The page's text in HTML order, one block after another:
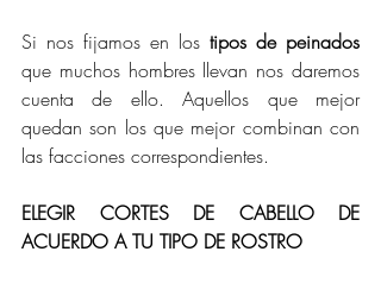
Si nos fijamos en los tipos de peinados
que muchos hombres llevan nos daremos
cuenta de ello. Aquellos que mejor
quedan son los que mejor combinan con
las facciones correspondientes.
ELEGIR CORTES DE CABELLO DE
ACUERDO A TU TIPO DE ROSTRO